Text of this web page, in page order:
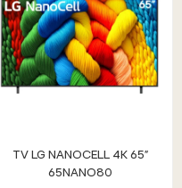
TV LG NANOCELL 4K 65"
65NANO80